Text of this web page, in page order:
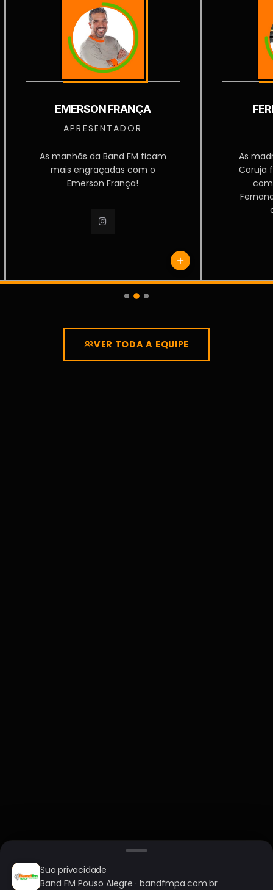
EMERSON FRANÇA
APRESENTADOR
As manhãs da Band FM ficam
mais engraçadas com o
Emerson França!
As
Coruja
VER TODA A EQUIPE
Sua privacidade
Band FM Pouso Alegre · bandfmpa.com.br